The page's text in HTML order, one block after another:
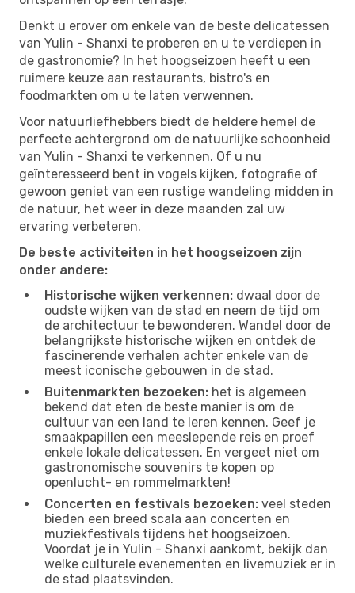
Denkt u erover om enkele van de beste delicatessen
van Yulin - Shanxi te proberen en u te verdiepen in
de gastronomie? In het hoogseizoen heeft u een
ruimere keuze aan restaurants, bistro's en
foodmarkten om u te laten verwennen.
Voor natuurliefhebbers biedt de heldere hemel de
perfecte achtergrond om de natuurlijke schoonheid
van Yulin - Shanxi te verkennen. Of u nu
geïnteresseerd bent in vogels kijken, fotografie of
gewoon geniet van een rustige wandeling midden in
de natuur, het weer in deze maanden zal uw
ervaring verbeteren.
De beste activiteiten in het hoogseizoen zijn
onder andere:
Historische wijken verkennen: dwaal door de
oudste wijken van de stad en neem de tijd om
de architectuur te bewonderen. Wandel door de
belangrijkste historische wijken en ontdek de
fascinerende verhalen achter enkele van de
meest iconische gebouwen in de stad.
Buitenmarkten bezoeken: het is algemeen
bekend dat eten de beste manier is om de
cultuur van een land te leren kennen. Geef je
smaakpapillen een meeslepende reis en proef
enkele lokale delicatessen. En vergeet niet om
gastronomische souvenirs te kopen op
openlucht- en rommelmarkten!
Concerten en festivals bezoeken: veel steden
bieden een breed scala aan concerten en
muziekfestivals tijdens het hoogseizoen.
Voordat je in Yulin - Shanxi aankomt, bekijk dan
welke culturele evenementen en livemuziek er in
de stad plaatsvinden.